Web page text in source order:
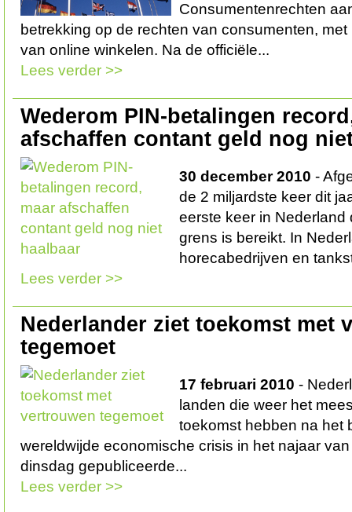
Consumentenrechten
betrekking op de rechten van consumenten,
van online winkelen. Na de officiële...
Lees verder >>
Wederom PIN-betalingen
afschaffen contant geld nog
30 december 2010 -
de 2 miljardste keer dit
eerste keer in
grens is bereikt. In
horecabedrijven en
Lees verder >>
Nederlander ziet toekomst met
tegemoet
17 februari 2010 -
landen die weer het
toekomst hebben na het
wereldwijde economische crisis in het najaar
dinsdag gepubliceerde...
Lees verder >>